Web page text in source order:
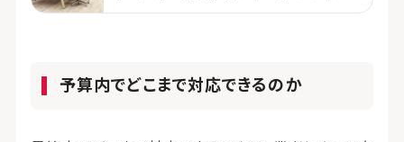
予算内でどこまで対応できるのか